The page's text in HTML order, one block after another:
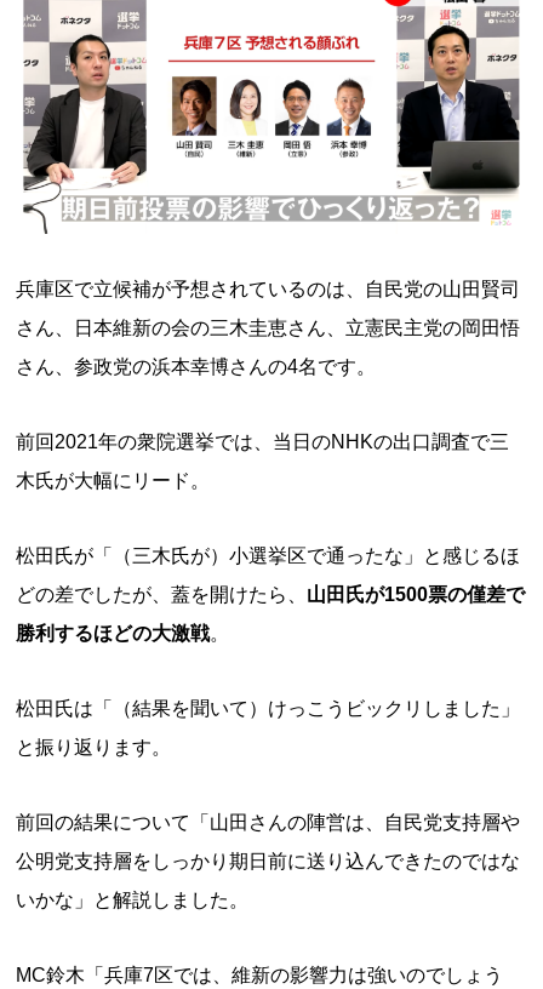
兵庫区で立候補が予想されているのは、自民党の山田賢司
さん、日本維新の会の三木圭恵さん、立憲民主党の岡田悟
さん、参政党の浜本幸博さんの4名です。
前回2021年の衆院選挙では、当日のNHKの出口調査で三
木氏が大幅にリード。
松田氏が「（三木氏が）小選挙区で通ったな」と感じるほ
どの差でしたが、蓋を開けたら、 山田氏が1500票の僅差で
勝利するほどの大激戦。
松田氏は「（結果を聞いて）けっこうビックリしました」
と振り返ります。
前回の結果について「山田さんの陣営は、自民党支持層や
公明党支持層をしっかり期日前に送り込んできたのではな
いかな」と解説しました。
MC鈴木「兵庫7区では、維新の影響力は強いのでしょう